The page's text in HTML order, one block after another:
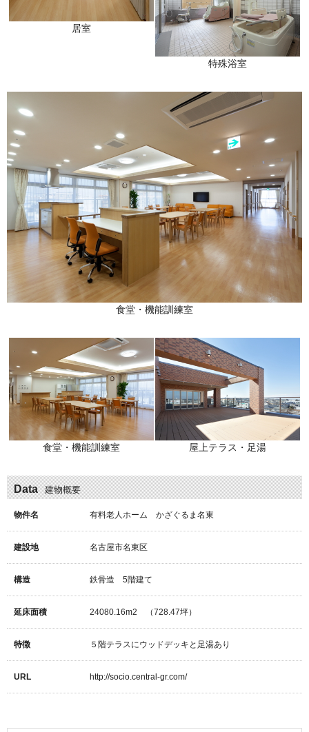
居室
特殊浴室
食堂・機能訓練室
食堂・機能訓練室 屋上テラス・足湯
Data 建物概要
物件名 有料老人ホーム かざぐるま名東
建設地 名古屋市名東区
構造 鉄骨造 5階建て
延床面積 24080.16m2 （728.47坪）
特徴 ５階テラスにウッドデッキと足湯あり
URL http://socio.central-gr.com/